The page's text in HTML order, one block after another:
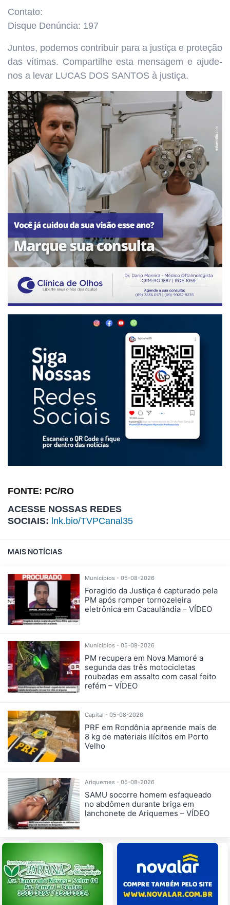
Contato:
Disque Denúncia: 197
Juntos, podemos contribuir para a justiça e proteção
das vítimas. Compartilhe esta mensagem e ajude-
nos a levar LUCAS DOS SANTOS à justiça.
FONTE: PC/RO
ACESSE NOSSAS REDES
SOCIAIS: lnk.bio/TVPCanal35
MAIS NOTÍCIAS
Municípios - 05-08-2026
Foragido da Justiça é capturado pela
PM após romper tornozeleira
eletrônica em Cacaulândia – VÍDEO
Municípios - 05-08-2026
PM recupera em Nova Mamoré a
segunda das três motocicletas
roubadas em assalto com casal feito
refém – VÍDEO
Capital - 05-08-2026
PRF em Rondônia apreende mais de
8 kg de materiais ilícitos em Porto
Velho
Ariquemes - 05-08-2026
SAMU socorre homem esfaqueado
no abdômen durante briga em
lanchonete de Ariquemes – VÍDEO